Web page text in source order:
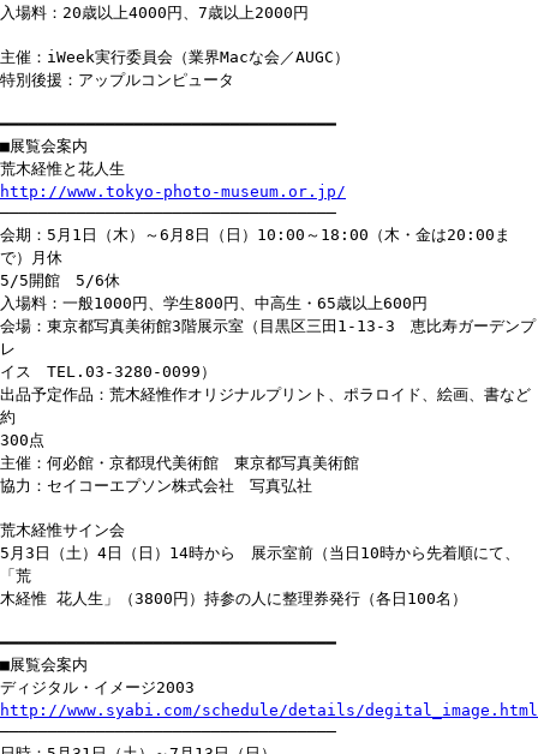
入場料：20歳以上4000円、7歳以上2000円
主催：iWeek実行委員会（業界Macな会／AUGC）
特別後援：アップルコンピュータ
━━━━━━━━━━━━━━━━━━━━━━━━━━━━━━━━━━━
■展覧会案内
荒木経惟と花人生
http://www.tokyo-photo-museum.or.jp/
───────────────────────────────────
会期：5月1日（木）～6月8日（日）10:00～18:00（木・金は20:00ま
で）月休
5/5開館 5/6休
入場料：一般1000円、学生800円、中高生・65歳以上600円
会場：東京都写真美術館3階展示室（目黒区三田1-13-3 恵比寿ガーデンプ
レ
イス TEL.03-3280-0099）
出品予定作品：荒木経惟作オリジナルプリント、ポラロイド、絵画、書など
約
300点
主催：何必館・京都現代美術館 東京都写真美術館
協力：セイコーエプソン株式会社 写真弘社
荒木経惟サイン会
5月3日（土）4日（日）14時から 展示室前（当日10時から先着順にて、
「荒
木経惟 花人生」（3800円）持参の人に整理券発行（各日100名）
━━━━━━━━━━━━━━━━━━━━━━━━━━━━━━━━━━━
■展覧会案内
ディジタル・イメージ2003
http://www.syabi.com/schedule/details/degital_image.html
───────────────────────────────────